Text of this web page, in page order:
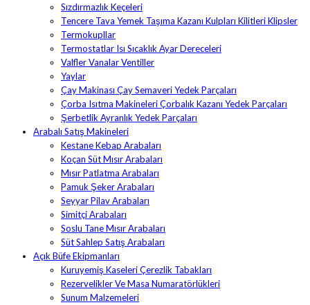
Sızdırmazlık Keçeleri
Tencere Tava Yemek Taşıma Kazanı Kulpları Kilitleri Klipsler
Termokupllar
Termostatlar Isı Sıcaklık Ayar Dereceleri
Valfler Vanalar Ventiller
Yaylar
Çay Makinası Çay Semaveri Yedek Parçaları
Çorba Isıtma Makineleri Çorbalık Kazanı Yedek Parçaları
Şerbetlik Ayranlık Yedek Parçaları
Arabalı Satış Makineleri
Kestane Kebap Arabaları
Koçan Süt Mısır Arabaları
Mısır Patlatma Arabaları
Pamuk Şeker Arabaları
Seyyar Pilav Arabaları
Simitçi Arabaları
Soslu Tane Mısır Arabaları
Süt Sahlep Satış Arabaları
Açık Büfe Ekipmanları
Kuruyemiş Kaseleri Çerezlik Tabakları
Rezervelikler Ve Masa Numaratörlükleri
Sunum Malzemeleri